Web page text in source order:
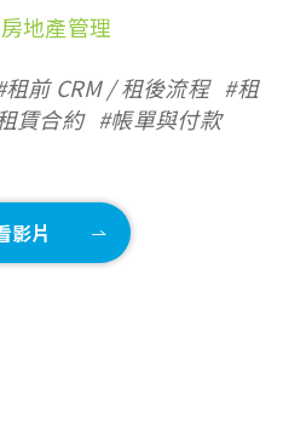
房地產管理
租前 CRM / 租後流程 #租
賃合約 #帳單與付款
影片